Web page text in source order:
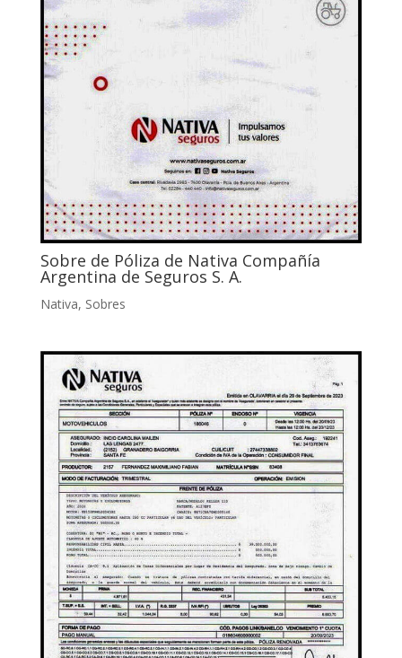
Sobre de Póliza de Nativa Compañía
Argentina de Seguros S. A.
Nativa, Sobres